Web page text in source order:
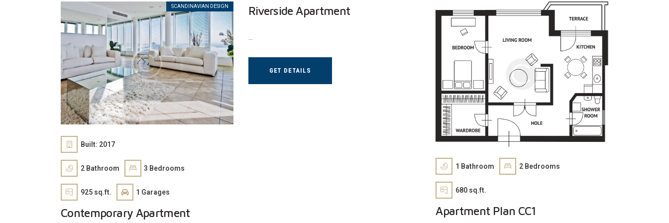
SCANDINAVIAN DESIGN
Built: 2017
2 Bathroom 3 Bedrooms
925 sq.ft. 1 Garages
Contemporary Apartment
Riverside Apartment
…
GET DETAILS
1 Bathroom 2 Bedrooms
680 sq.ft.
Apartment Plan CC1